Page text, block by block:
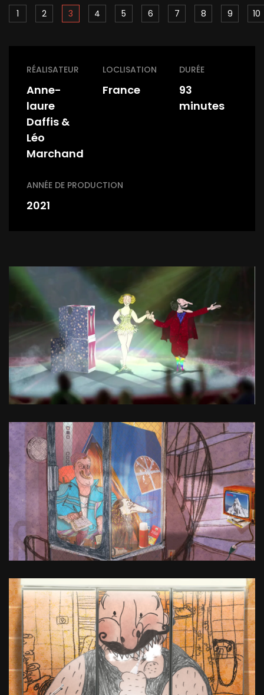
1 2 3 4 5 6 7 8 9 10
RÉALISATEUR
Anne-
laure
Daffis &
Léo
Marchand
LOCLISATION
France
DURÉE
93
minutes
ANNÉE DE PRODUCTION
2021